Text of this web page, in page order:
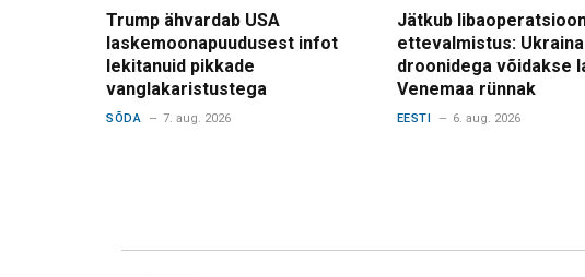
Trump ähvardab USA
laskemoonapuudusest infot
lekitanuid pikkade
vanglakaristustega
SÕDA 7. aug. 2026
Jätkub
ettevalmistus: Ukraina
droonidega võidakse
Venemaa rünnak
EESTI 6. aug. 2026